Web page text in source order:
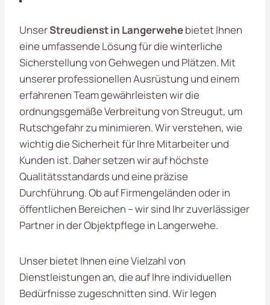
UnserStreudienst in Langerwehebietet Ihnen
eine umfassende Lösung für die winterliche
Sicherstellung von Gehwegen und Plätzen. Mit
unserer professionellen Ausrüstung und einem
erfahrenen Team gewährleisten wir die
ordnungsgemäße Verbreitung von Streugut, um
Rutschgefahr zu minimieren. Wir verstehen, wie
wichtig die Sicherheit für Ihre Mitarbeiter und
Kunden ist. Daher setzen wir auf höchste
Qualitätsstandards und eine präzise
Durchführung. Ob auf Firmengeländen oder in
öffentlichen Bereichen – wir sind Ihr zuverlässiger
Partner in der Objektpflege in Langerwehe.
Unser bietet Ihnen eine Vielzahl von
Dienstleistungen an, die auf Ihre individuellen
Bedürfnisse zugeschnitten sind. Wir legen